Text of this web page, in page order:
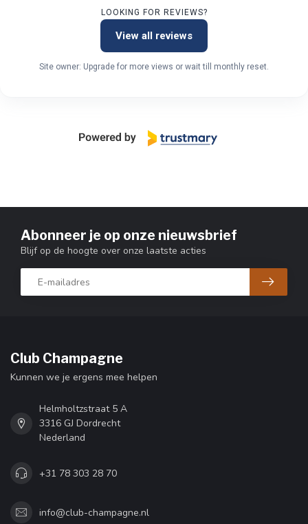
LOOKING FOR REVIEWS?
View all reviews
Site owner: Upgrade for more views or wait till monthly reset.
Abonneer je op onze nieuwsbrief
Blijf op de hoogte over onze laatste acties
Club Champagne
Kunnen we je ergens mee helpen
Helmholtzstraat 5 A
3316 GJ Dordrecht
Nederland
+31 78 303 28 70
info@club-champagne.nl